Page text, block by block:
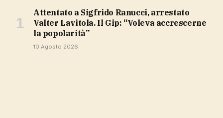
Attentato a Sigfrido Ranucci, arrestato
Valter Lavitola. Il Gip: “Voleva accrescerne
la popolarità”
10 Agosto 2026